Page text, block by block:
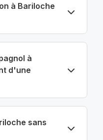
à Bariloche
à
d'une
sans